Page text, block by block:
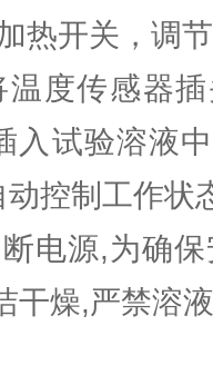
热开关，调
度传感器
入试验溶液
控制工作状
电源,为确
干燥,严禁溶